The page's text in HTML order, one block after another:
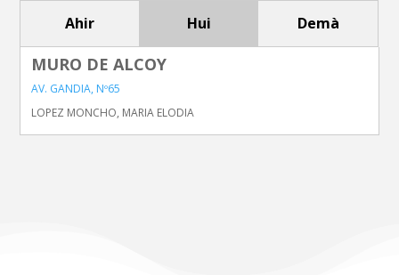
Ahir Hui Demà
MURO DE ALCOY
AV. GANDIA, Nº65
LOPEZ MONCHO, MARIA ELODIA